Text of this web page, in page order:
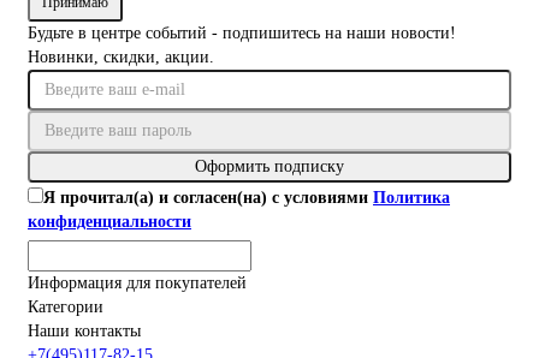
Будьте в центре событий - подпишитесь на наши новости!
Новинки, скидки, акции.
Оформить подписку
Я прочитал(а) и согласен(на) с условиями Политика
конфиденциальности
Информация для покупателей
Категории
Наши контакты